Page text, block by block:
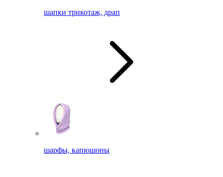
шапки трикотаж, драп
шарфы, капюшоны